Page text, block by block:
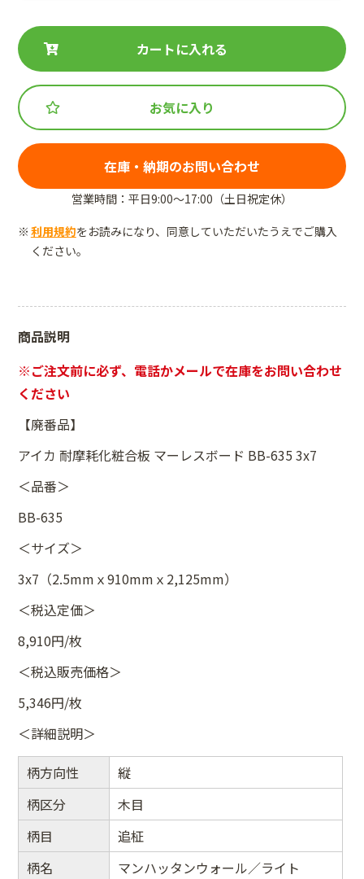
カートに入れる
お気に入り
在庫・納期のお問い合わせ
営業時間：平日9:00～17:00（土日祝定休）
利用規約をお読みになり、同意していただいたうえでご購入
ください。
商品説明
※ご注文前に必ず、電話かメールで在庫をお問い合わせ
ください
【廃番品】
アイカ 耐摩耗化粧合板 マーレスボード BB-635 3x7
＜品番＞
BB-635
＜サイズ＞
3x7（2.5mmｘ910mmｘ2,125mm）
＜税込定価＞
8,910円/枚
＜税込販売価格＞
5,346円/枚
＜詳細説明＞
柄方向性
縦
柄区分
木目
柄目
追柾
柄名
マンハッタンウォール／ライト